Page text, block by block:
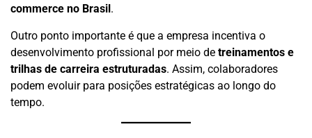
commerce no Brasil .
Outro ponto importante é que a empresa incentiva o
desenvolvimento profissional por meio de treinamentos e
trilhas de carreira estruturadas. Assim, colaboradores
podem evoluir para posições estratégicas ao longo do
tempo.